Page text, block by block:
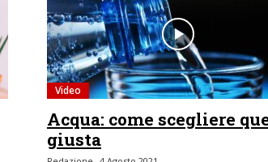
Video
Acqua: come scegliere
giusta